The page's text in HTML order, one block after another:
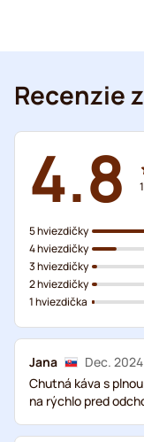
Recenzie
4.8
5 hviezdičky
4 hviezdičky
3 hviezdičky
2 hviezdičky
1 hviezdička
Jana
Dec. 2024
Chutná káva s
na rýchlo pred